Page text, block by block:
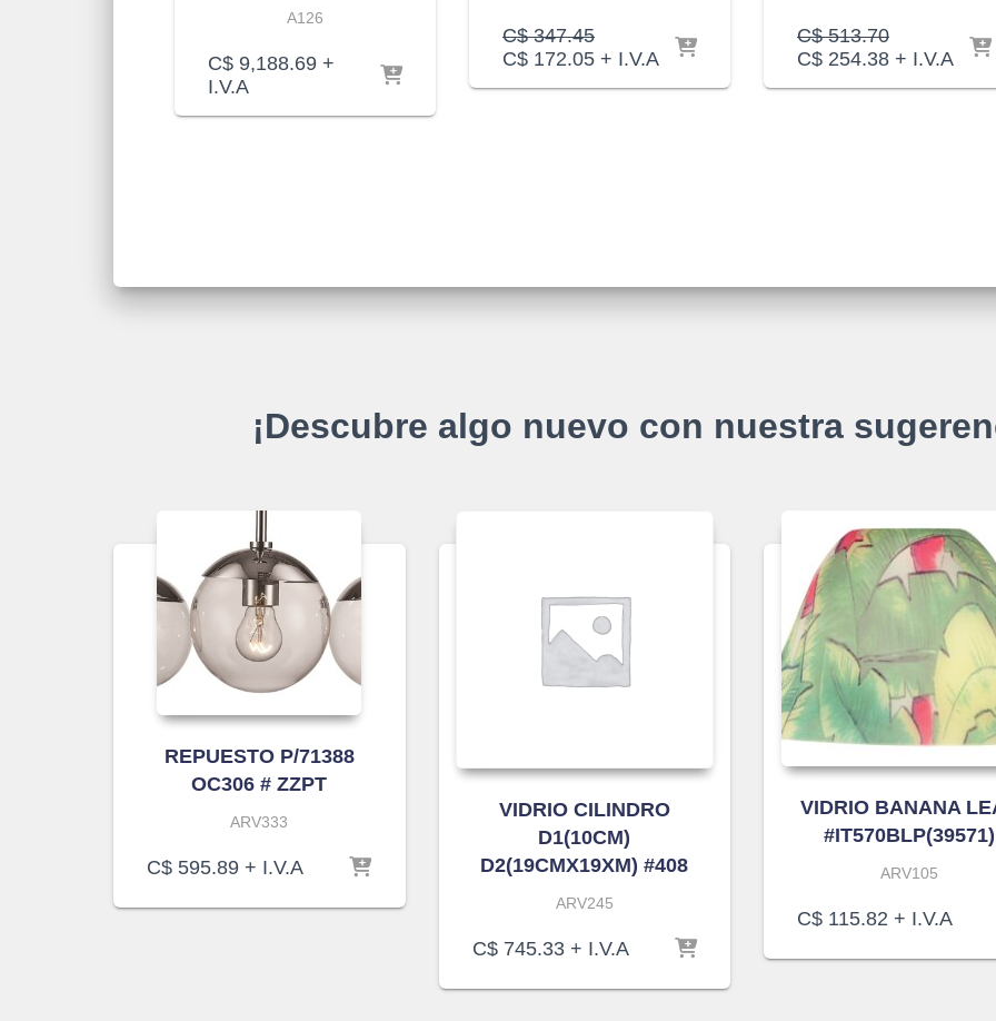
A126
C$ 9,188.69 +
I.V.A
C$347.45El
precio
C$ 172.05El+ I.V.A
C$513.70El
precio
C$ 254.38El+ I.V.A
¡Descubre algo nuevo con nuestra
REPUESTO P/71388
OC306 # ZZPT
ARV333
C$ 595.89 + I.V.A
VIDRIO CILINDRO
D1(10CM)
D2(19CMX19XM) #408
ARV245
C$745.33+ I.V.A
VIDRIO BANANA
#IT570BLP(39571)
ARV105
C$ 115.82 + I.V.A